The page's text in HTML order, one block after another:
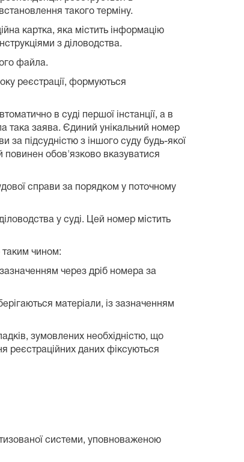
такого терміну.
картка, яка містить інформацію
з діловодства.
файла.
реєстрації, формуються
в суді першої інстанції, а в
така заява. Єдиний унікальний номер
підсудністю з іншого суду будь-якої
повинен обов'язково вказуватися
справи за порядком у поточному
у суді. Цей номер містить
чином:
через дріб номера за
матеріали, із зазначенням
зумовлених необхідністю, що
реєстраційних даних фіксуються
системи, уповноваженою